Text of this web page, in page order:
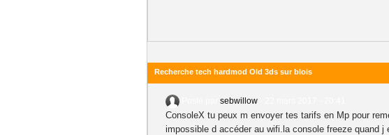
Recherche tech hardmod Old 3ds sur blois
sebwillow
ConsoleX tu peux m envoyer tes tarifs en Mp pour
impossible d accéder au wifi.la console freeze quand